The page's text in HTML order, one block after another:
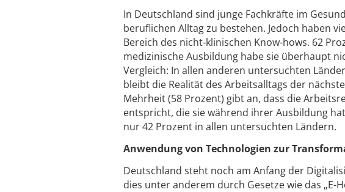
In Deutschland sind junge Fachkräfte im
beruflichen Alltag zu bestehen. Jedoch haben
Bereich des nicht-klinischen Know-hows. 62
medizinische Ausbildung habe sie überhaupt
Vergleich: In allen anderen untersuchten
bleibt die Realität des Arbeitsalltags der
Mehrheit (58 Prozent) gibt an, dass die
entspricht, die sie während ihrer Ausbildung
nur 42 Prozent in allen untersuchten Ländern.
Anwendung von Technologien zur
Deutschland steht noch am Anfang der
dies unter anderem durch Gesetze wie das „E-